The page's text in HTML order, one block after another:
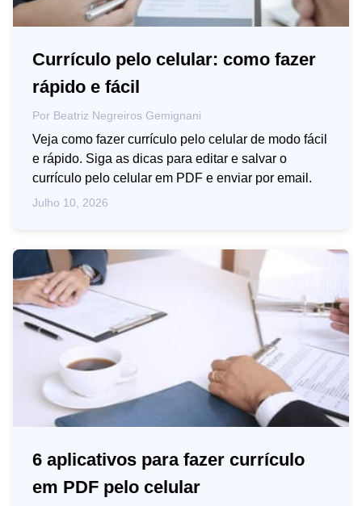
Currículo pelo celular: como fazer
rápido e fácil
Por Beatriz Negreiros Gemignani
Veja como fazer currículo pelo celular de modo fácil
e rápido. Siga as dicas para editar e salvar o
currículo pelo celular em PDF e enviar por email.
Julho 10, 2026
6 aplicativos para fazer currículo
em PDF pelo celular